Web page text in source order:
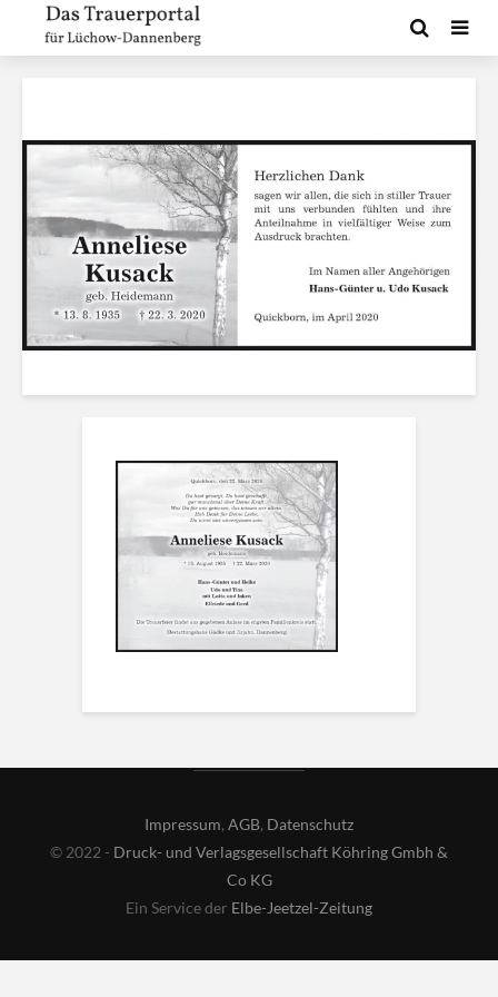
Impressum, AGB, Datenschutz
© 2022 - Druck- und Verlagsgesellschaft Köhring Gmbh &
Co KG
Ein Service der Elbe-Jeetzel-Zeitung